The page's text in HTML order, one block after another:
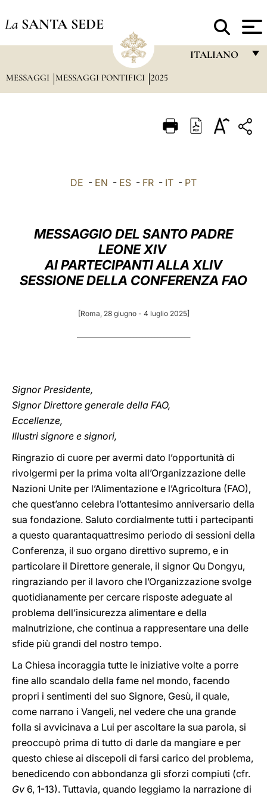
La SANTA SEDE
ITALIANO
ITALIANO
العربيّة
中文
LATINE
MESSAGGI MESSAGGI PONTIFICI 2025
DE - EN - ES - FR - IT - PT
MESSAGGIO DEL SANTO PADRE
LEONE XIV
AI PARTECIPANTI ALLA XLIV
SESSIONE DELLA CONFERENZA FAO
[Roma, 28 giugno - 4 luglio 2025]
Signor Presidente,
Signor Direttore generale della FAO,
Eccellenze,
Illustri signore e signori,
Ringrazio di cuore per avermi dato l’opportunità di
rivolgermi per la prima volta all’Organizzazione delle
Nazioni Unite per l’Alimentazione e l’Agricoltura (FAO),
che quest’anno celebra l’ottantesimo anniversario della
sua fondazione. Saluto cordialmente tutti i partecipanti
a questo quarantaquattresimo periodo di sessioni della
Conferenza, il suo organo direttivo supremo, e in
particolare il Direttore generale, il signor Qu Dongyu,
ringraziando per il lavoro che l’Organizzazione svolge
quotidianamente per cercare risposte adeguate al
problema dell’insicurezza alimentare e della
malnutrizione, che continua a rappresentare una delle
sfide più grandi del nostro tempo.
La Chiesa incoraggia tutte le iniziative volte a porre
fine allo scandalo della fame nel mondo, facendo
propri i sentimenti del suo Signore, Gesù, il quale,
come narrano i Vangeli, nel vedere che una grande
folla si avvicinava a Lui per ascoltare la sua parola, si
preoccupò prima di tutto di darle da mangiare e per
questo chiese ai discepoli di farsi carico del problema,
benedicendo con abbondanza gli sforzi compiuti (cfr.
Gv 6, 1-13). Tuttavia, quando leggiamo la narrazione di